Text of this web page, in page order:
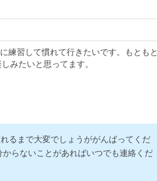
練習して慣れて行きたいです。もともと
みたいと思ってます。
るまで大変でしょうががんばってくだ
らないことがあればいつでも連絡くだ